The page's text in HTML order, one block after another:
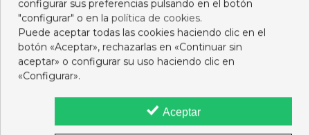
TERNERA VERDURITAS
PATATITAS TERNERA
configurar sus preferencias pulsando en el botón
"configurar" o en la política de cookies.
Puede aceptar todas las cookies haciendo clic en el
botón «Aceptar», rechazarlas en «Continuar sin
aceptar» o configurar su uso haciendo clic en
«Configurar».
Aceptar